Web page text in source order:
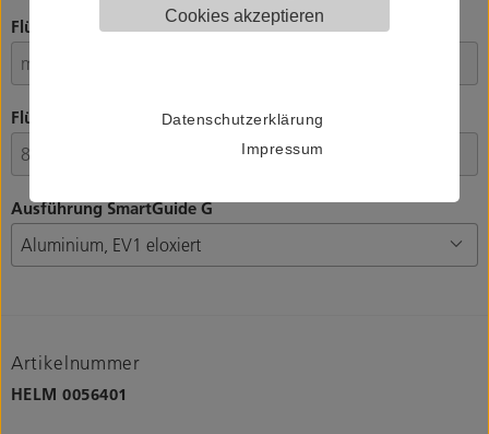
Cookies akzeptieren
Datenschutzerklärung
Impressum
Flügelgewicht
Flügelstärke
Ausführung SmartGuide G
Artikelnummer
HELM0056401